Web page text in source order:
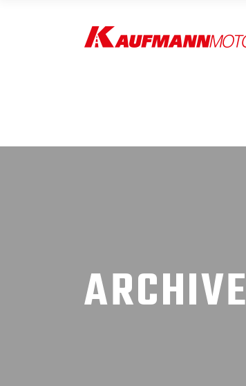
ARCHIVE